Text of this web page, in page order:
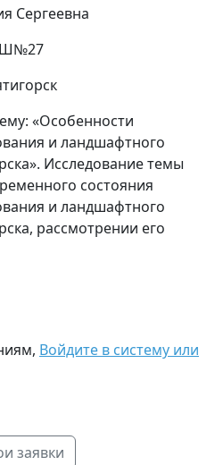
Сергеевна
«Особенности
и ландшафтного
Исследование темы
состояния
и ландшафтного
рассмотрении его
Войдите в систему или
заявки